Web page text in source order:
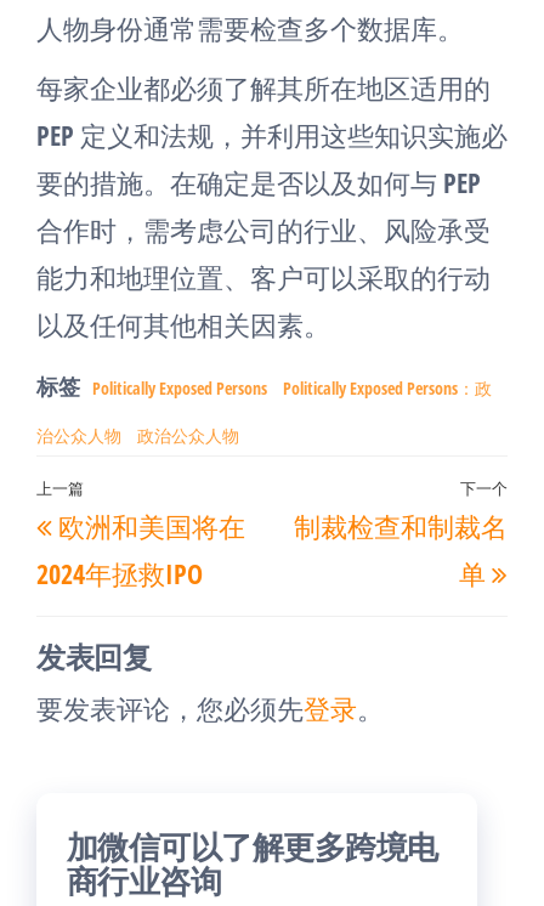
人物身份通常需要检查多个数据库。
每家企业都必须了解其所在地区适用的
PEP 定义和法规，并利用这些知识实施必
要的措施。在确定是否以及如何与 PEP
合作时，需考虑公司的行业、风险承受
能力和地理位置、客户可以采取的行动
以及任何其他相关因素。
标签 Politically Exposed Persons Politically Exposed Persons：政
治公众人物 政治公众人物
文
章
导
上
一
篇
文
上一篇
欧洲和美国将在
2024年拯救IPO
下
下一个
制裁检查和制裁名
单
发表回复
要发表评论，您必须先登录。
加微信可以了解更多跨境电
商行业咨询